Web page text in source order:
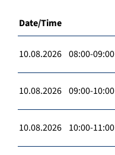
Date/Time
10.08.2026 08:00-09:00
10.08.2026 09:00-10:00
10.08.2026 10:00-11:00